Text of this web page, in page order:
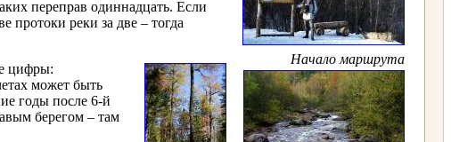
Начало маршрута
переправ одиннадцать. Если
протоки реки за две – тогда
цифры:
может быть
годы после 6-й
берегом – там